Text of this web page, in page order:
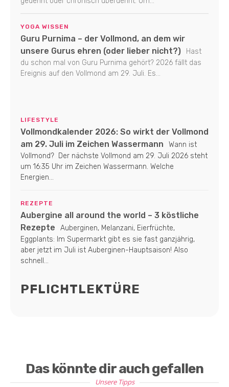
YOGA WISSEN
Guru Purnima – der Vollmond, an dem wir
unsere Gurus ehren (oder lieber nicht?)
Hast
du schon mal von Guru Purnima gehört? 2026 fällt das
Ereignis auf den Vollmond am 29. Juli. Es...
LIFESTYLE
Vollmondkalender 2026: So wirkt der Vollmond
am 29. Juli im Zeichen Wassermann
Wann ist
Vollmond? Der nächste Vollmond am 29. Juli 2026 steht
um 16:35 Uhr im Zeichen Wassermann. Welche
Energien...
REZEPTE
Aubergine all around the world – 3 köstliche
Rezepte
Auberginen, Melanzani, Eierfrüchte,
Eggplants: Im Supermarkt gibt es sie fast ganzjährig,
aber jetzt im Juli ist Auberginen-Hauptsaison! Also
schnell...
PFLICHTLEKTÜRE
Das könnte dir auch gefallen
Unsere Tipps